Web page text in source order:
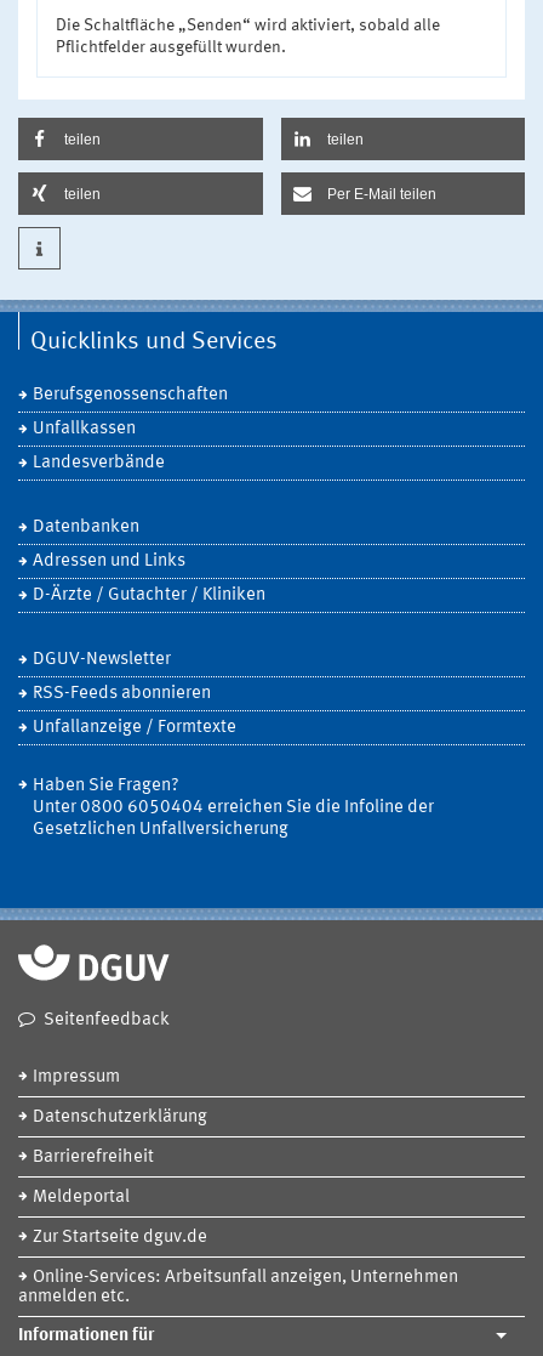
Die Schaltfläche „Senden“ wird aktiviert, sobald alle
Pflichtfelder ausgefüllt wurden.
teilen teilen
teilen Per E-Mail teilen
Quicklinks und Services
Berufsgenossenschaften
Unfallkassen
Landesverbände
Datenbanken
Adressen und Links
D-Ärzte / Gutachter / Kliniken
DGUV-Newsletter
RSS-Feeds abonnieren
Unfallanzeige / Formtexte
Haben Sie Fragen?
Unter 0800 6050404 erreichen Sie die Infoline der
Gesetzlichen Unfallversicherung
Seitenfeedback
Impressum
Datenschutzerklärung
Barrierefreiheit
Meldeportal
Zur Startseite dguv.de
Online-Services: Arbeitsunfall anzeigen, Unternehmen
anmelden etc.
Informationen für